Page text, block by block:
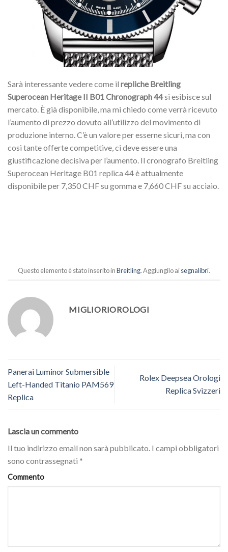
Sarà interessante vedere come il repliche Breitling
Superocean Heritage II B01 Chronograph 44si esibisce sul
mercato. È già disponibile, ma mi chiedo come verrà ricevuto
l’aumento di prezzo dovuto all’utilizzo del movimento di
produzione interno. C’è un valore per esserne sicuri, ma con
così tante offerte competitive, ci deve essere una
giustificazione decisiva per l’aumento. Il cronografo Breitling
Superocean Heritage B01 replica 44 è attualmente
disponibile per 7,350 CHF su gomma e 7,660 CHF su acciaio.
Questo elemento è stato inserito inBreitling. Aggiungilo aisegnalibri.
MIGLIORIOROLOGI
Panerai Luminor Submersible
Left-Handed Titanio PAM569
Replica
Rolex Deepsea Orologi
Replica Svizzeri
Lascia un commento
Il tuo indirizzo email non sarà pubblicato. I campi obbligatori
sono contrassegnati *
Commento